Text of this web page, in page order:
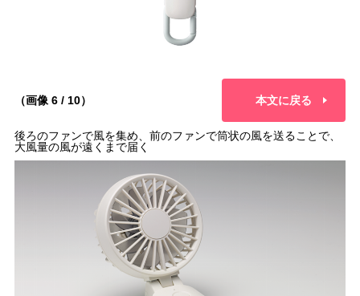
（画像 6 / 10） 本文に戻る
後ろのファンで風を集め、前のファンで筒状の風を送ることで、
大風量の風が遠くまで届く